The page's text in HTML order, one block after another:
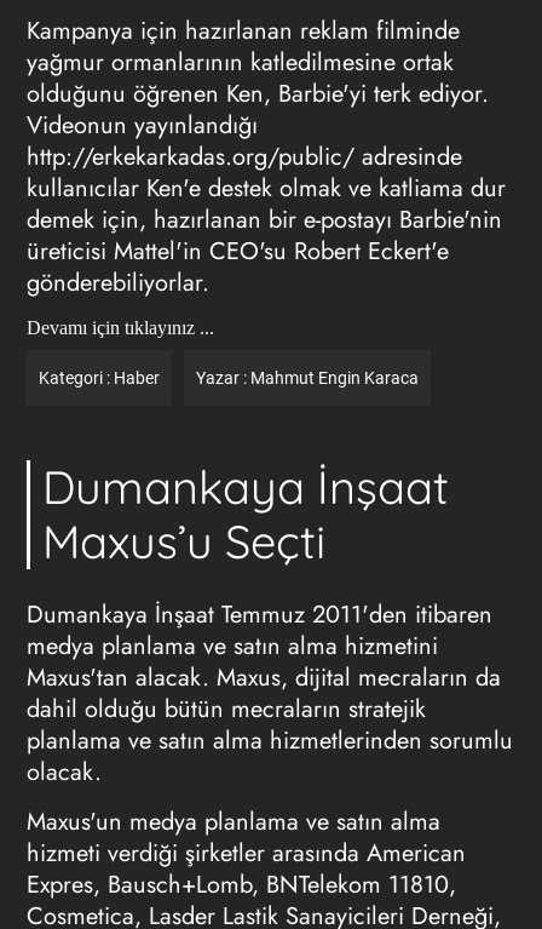
Kampanya için hazırlanan reklam filminde
yağmur ormanlarının katledilmesine ortak
olduğunu öğrenen Ken, Barbie'yi terk ediyor.
Videonun yayınlandığı
http://erkekarkadas.org/public/ adresinde
kullanıcılar Ken'e destek olmak ve katliama dur
demek için, hazırlanan bir e-postayı Barbie'nin
üreticisi Mattel'in CEO'su Robert Eckert'e
gönderebiliyorlar.
Devamı için tıklayınız ...
Kategori : Haber Yazar : Mahmut Engin Karaca
Dumankaya İnşaat
Maxus’u Seçti
Dumankaya İnşaat Temmuz 2011'den itibaren
medya planlama ve satın alma hizmetini
Maxus'tan alacak. Maxus, dijital mecraların da
dahil olduğu bütün mecraların stratejik
planlama ve satın alma hizmetlerinden sorumlu
olacak.
Maxus'un medya planlama ve satın alma
hizmeti verdiği şirketler arasında American
Expres, Bausch+Lomb, BNTelekom 11810,
Cosmetica, Lasder Lastik Sanayicileri Derneği,